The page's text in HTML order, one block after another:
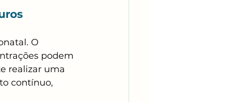
O
podem
realizar uma
contínuo,